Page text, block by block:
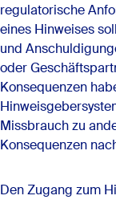
regulatorische
eines Hinweises
und
oder
Konsequenzen
Missbrauch zu
Konsequenzen
Den Zugang zum